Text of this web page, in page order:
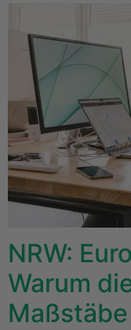
NRW:
Warum